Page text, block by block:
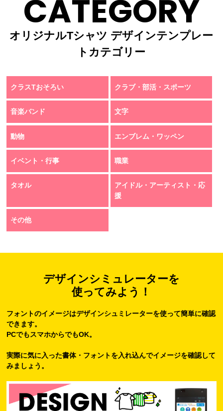
CATEGORY
オリジナルTシャツ デザインテンプレー
トカテゴリー
クラスTおそろい クラブ・部活・スポーツ
音楽バンド 文字
動物 エンブレム・ワッペン
イベント・行事 職業
タオル
アイドル・アーティスト・応
援
その他
デザインシミュレーターを
使ってみよう！
フォントのイメージはデザインシュミレーターを使って簡単に確認
できます。
PCでもスマホからでもOK。
実際に気に入った書体・フォントを入れ込んでイメージを確認して
みましょう。